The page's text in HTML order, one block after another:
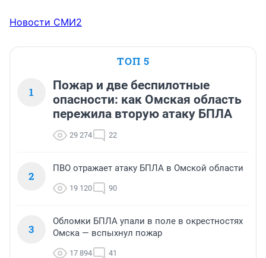
Новости СМИ2
ТОП 5
1
Пожар и две беспилотные
опасности: как Омская область
пережила вторую атаку БПЛА
29 274 22
2
ПВО отражает атаку БПЛА в Омской области
19 120 90
3
Обломки БПЛА упали в поле в окрестностях
Омска — вспыхнул пожар
17 894 41